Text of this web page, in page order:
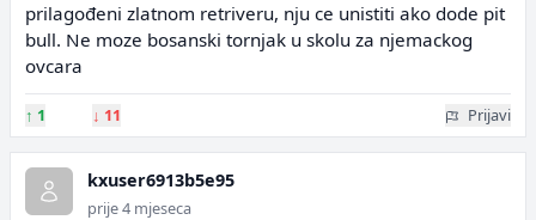
prilagođeni zlatnom retriveru, nju ce unistiti ako dode pit
bull. Ne moze bosanski tornjak u skolu za njemackog
ovcara
↑ 1 ↓ 11 Prijavi
kxuser6913b5e95
prije 4 mjeseca